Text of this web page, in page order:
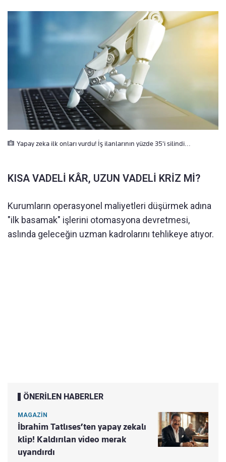
Yapay zeka ilk onları vurdu! İş ilanlarının yüzde 35'i silindi...
KISA VADELİ KÂR, UZUN VADELİ KRİZ Mİ?
Kurumların operasyonel maliyetleri düşürmek adına
"ilk basamak" işlerini otomasyona devretmesi,
aslında geleceğin uzman kadrolarını tehlikeye atıyor.
ÖNERİLEN HABERLER
MAGAZİN
İbrahim Tatlıses’ten yapay zekalı
klip! Kaldırılan video merak
uyandırdı